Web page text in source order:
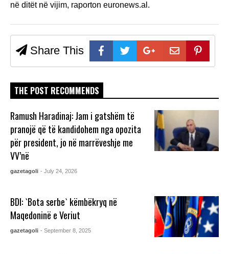
në ditët në vijim, raporton euronews.al.
Share This
THE POST RECOMMENDS
Ramush Haradinaj: Jam i gatshëm të
pranojë që të kandidohem nga opozita
për president, jo në marrëveshje me
VV’në
gazetagoli - July 24, 2026
BDI: `Bota serbe` këmbëkryq në
Maqedoninë e Veriut
gazetagoli - September 8, 2025